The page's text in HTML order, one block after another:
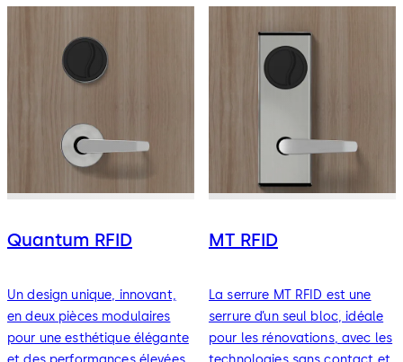
Quantum RFID
Un design unique, innovant,
en deux pièces modulaires
pour une esthétique élégante
MT RFID
La serrure MT RFID est une
serrure d’un seul bloc, idéale
pour les rénovations, avec les